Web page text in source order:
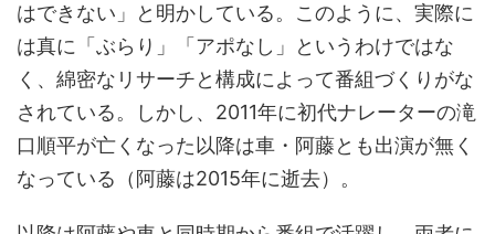
はできない」と明かしている。このように、実際に
は真に「ぶらり」「アポなし」というわけではな
く、綿密なリサーチと構成によって番組づくりがな
されている。しかし、2011年に初代ナレーターの滝
口順平が亡くなった以降は車・阿藤とも出演が無く
なっている（阿藤は2015年に逝去）。